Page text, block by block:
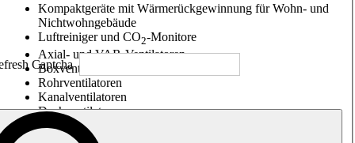
Kompaktgeräte mit Wärmerückgewinnung für Wohn- und
Nichtwohngebäude
Luftreiniger und CO2-Monitore
Axial- und VAR-Ventilatoren
Boxventilatoren
Rohrventilatoren
Kanalventilatoren
Dachventilatoren
Entrauchung, Rauchfreihaltung und Garagenlüftung
Impulsventilatoren